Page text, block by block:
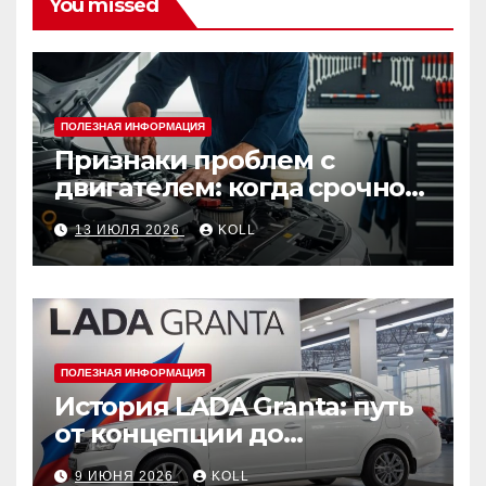
You missed
ПОЛЕЗНАЯ ИНФОРМАЦИЯ
Признаки проблем с
двигателем: когда срочно
ехать в сервис
13 ИЮЛЯ 2026 KOLL
ПОЛЕЗНАЯ ИНФОРМАЦИЯ
История LADA Granta: путь
от концепции до
популярного российского
9 ИЮНЯ 2026 KOLL